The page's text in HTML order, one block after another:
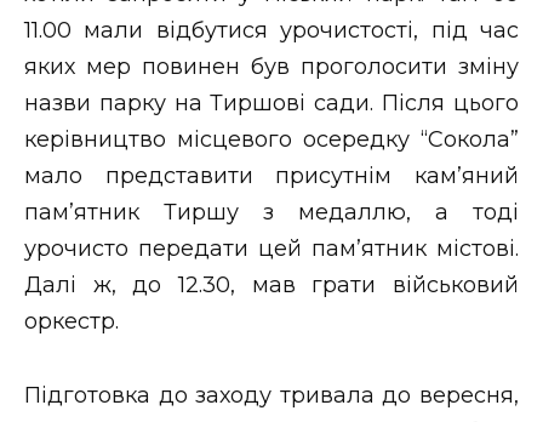
11.00 мали відбутися урочистості, під час
яких мер повинен був проголосити зміну
назви парку на Тиршові сади. Після цього
керівництво місцевого осередку “Сокола”
мало представити присутнім кам’яний
пам’ятник Тиршу з медаллю, а тоді
урочисто передати цей пам’ятник містові.
Далі ж, до 12.30, мав грати військовий
оркестр.
Підготовка до заходу тривала до вересня,